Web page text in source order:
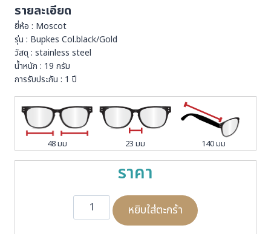
รายละเอียด
ยี่ห้อ : Moscot
รุ่น : Bupkes Col.black/Gold
วัสดุ : stainless steel
น้ำหนัก : 19 กรัม
การรับประกัน : 1 ปี
48 มม 23 มม 140 มม
ราคา
จำ
หยิบใส่ตะกร้า